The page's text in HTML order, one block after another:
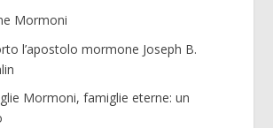
Mormoni
l’apostolo mormone Joseph B.
Mormoni, famiglie eterne: un